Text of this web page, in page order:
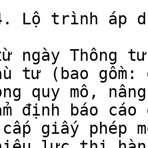
Lộ trình áp
ngày Thông
tư (bao
quy mô,
định báo
giấy phép